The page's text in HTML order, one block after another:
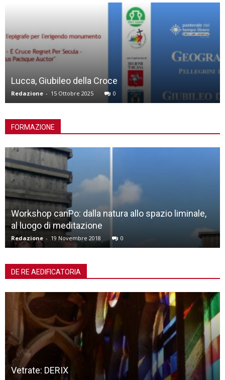
Reconnecting With Your Culture –
simposio online
Redazione 8 Ottobre 2025 0
FORMAZIONE
Redazione 0
allo spazio liminale,
DE RE AEDIFICATORIA
San Teonisto a Treviso:
restituzioni